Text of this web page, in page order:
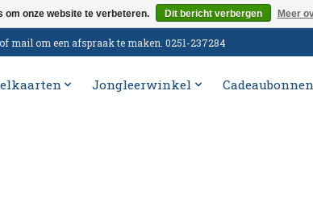
mail om een afspraak te maken. 0251-237284
Jongleerwinkel Cadeaubonnen
om onze website te verbeteren. Dit bericht verbergen Meer